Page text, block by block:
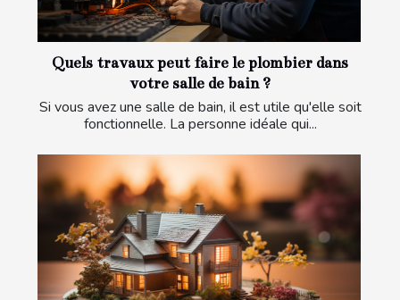
Quels travaux peut faire le plombier dans
votre salle de bain ?
Si vous avez une salle de bain, il est utile qu'elle soit
fonctionnelle. La personne idéale qui...